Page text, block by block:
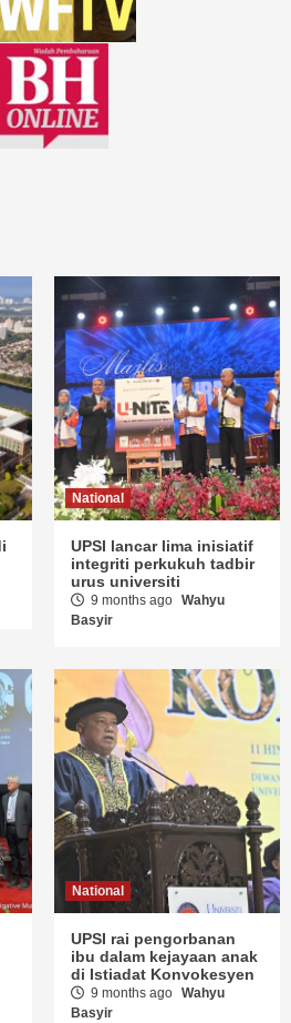
National
UPSI lancar lima inisiatif
integriti perkukuh tadbir
urus universiti
9 months ago Wahyu
Basyir
National
UPSI rai pengorbanan
ibu dalam kejayaan anak
di Istiadat Konvokesyen
9 months ago Wahyu
Basyir